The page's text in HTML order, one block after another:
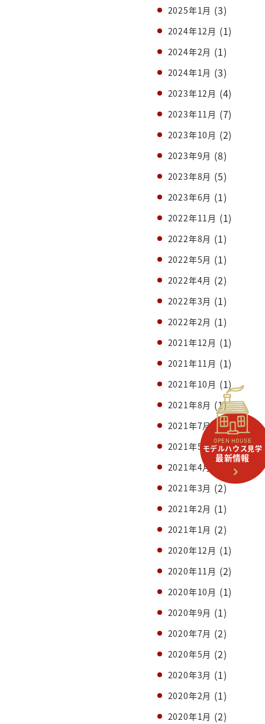
OPEN HOUSE
モデルハウス見学
最新情報
2025年1月 (3)
2024年12月 (1)
2024年2月 (1)
2024年1月 (3)
2023年12月 (4)
2023年11月 (7)
2023年10月 (2)
2023年9月 (8)
2023年8月 (5)
2023年6月 (1)
2022年11月 (1)
2022年8月 (1)
2022年5月 (1)
2022年4月 (2)
2022年3月 (1)
2022年2月 (1)
2021年12月 (1)
2021年11月 (1)
2021年10月 (1)
2021年8月 (1)
2021年7月(1)
2021年5月(1)
2021年4月 (1)
2021年3月 (2)
2021年2月 (1)
2021年1月 (2)
2020年12月 (1)
2020年11月 (2)
2020年10月 (1)
2020年9月 (1)
2020年7月 (2)
2020年5月 (2)
2020年3月 (1)
2020年2月 (1)
2020年1月 (2)